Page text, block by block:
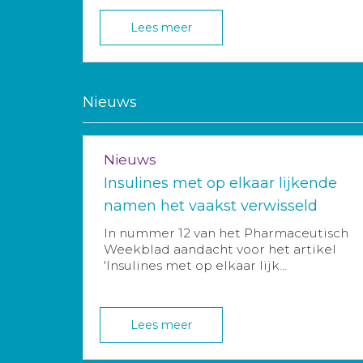
Lees meer
Nieuws
Nieuws
Insulines met op elkaar lijkende
namen het vaakst verwisseld
In nummer 12 van het Pharmaceutisch
Weekblad aandacht voor het artikel
'Insulines met op elkaar lijk...
Lees meer